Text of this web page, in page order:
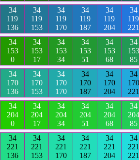
34
119
136
34
119
153
34
119
170
34
119
187
34
119
204
34
119
221
34
153
0
34
153
17
34
153
34
34
153
51
34
153
68
34
153
85
34
170
136
34
170
153
34
170
170
34
170
187
34
170
204
34
170
221
34
204
0
34
204
17
34
204
34
34
204
51
34
204
68
34
204
85
34
221
136
34
221
153
34
221
170
34
221
187
34
221
204
34
221
221